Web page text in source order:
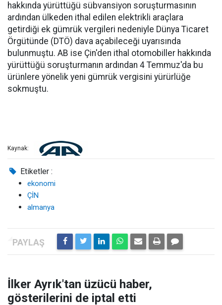
hakkında yürüttüğü sübvansiyon soruşturmasının
ardından ülkeden ithal edilen elektrikli araçlara
getirdiği ek gümrük vergileri nedeniyle Dünya Ticaret
Örgütünde (DTÖ) dava açabileceği uyarısında
bulunmuştu. AB ise Çin'den ithal otomobiller hakkında
yürüttüğü soruşturmanın ardından 4 Temmuz'da bu
ürünlere yönelik yeni gümrük vergisini yürürlüğe
sokmuştu.
Kaynak:
Etiketler :
ekonomi
ÇİN
almanya
İlker Ayrık'tan üzücü haber,
gösterilerini de iptal etti